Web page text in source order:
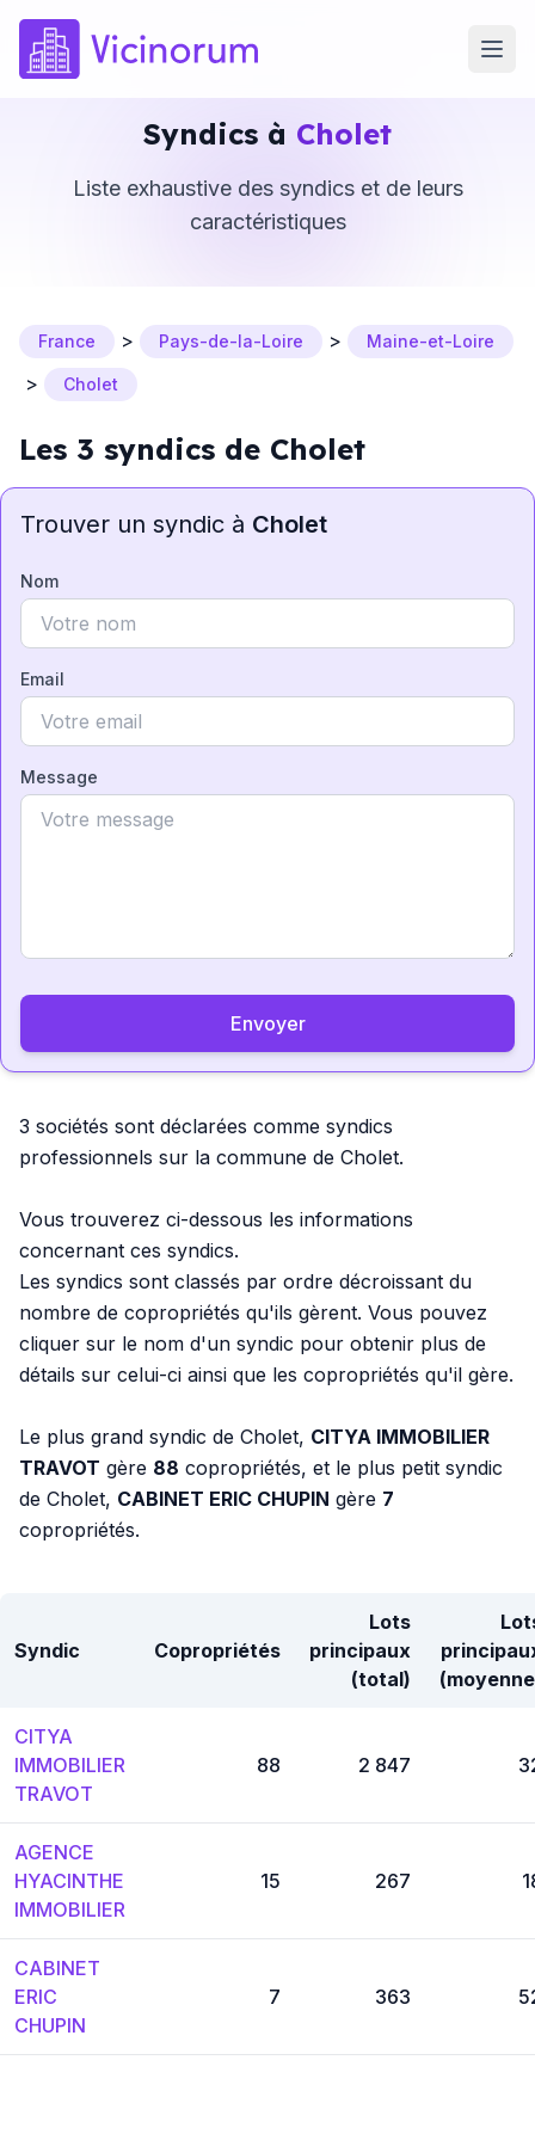
Syndics à Cholet
Liste exhaustive des syndics et de leurs
caractéristiques
France > Pays-de-la-Loire > Maine-et-Loire
> Cholet
Les 3 syndics de Cholet
Trouver un syndic à Cholet
Nom
Email
Message
Envoyer
3 sociétés sont déclarées comme syndics
professionnels sur la commune de Cholet.
Vous trouverez ci-dessous les informations
concernant ces syndics.
Les syndics sont classés par ordre décroissant du
nombre de copropriétés qu'ils gèrent. Vous pouvez
cliquer sur le nom d'un syndic pour obtenir plus de
détails sur celui-ci ainsi que les copropriétés qu'il gère.
Le plus grand syndic de Cholet, CITYA IMMOBILIER
TRAVOT gère 88 copropriétés, et le plus petit syndic
de Cholet, CABINET ERIC CHUPIN gère 7
copropriétés.
Syndic Copropriétés
Lots
principaux
(total)
CITYA
IMMOBILIER
TRAVOT
88 2 847
AGENCE
HYACINTHE
IMMOBILIER
15 267
CABINET
ERIC
CHUPIN
7 363